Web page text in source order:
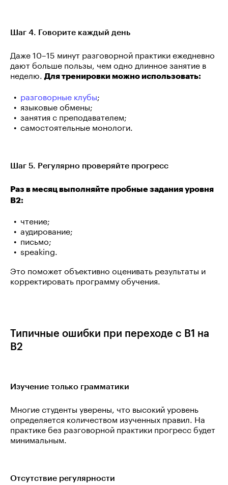
Шаг 4. Говорите каждый день
Даже 10–15 минут разговорной практики ежедневно
дают больше пользы, чем одно длинное занятие в
неделю.Для тренировки можно использовать:
разговорные клубы;
языковые обмены;
занятия с преподавателем;
самостоятельные монологи.
Шаг 5. Регулярно проверяйте прогресс
Раз в месяц выполняйте пробные задания уровня
B2:
чтение;
аудирование;
письмо;
speaking.
Это поможет объективно оценивать результаты и
корректировать программу обучения.
Типичные ошибки при переходе с B1 на
B2
Изучение только грамматики
Многие студенты уверены, что высокий уровень
определяется количеством изученных правил. На
практике без разговорной практики прогресс будет
минимальным.
Отсутствие регулярности